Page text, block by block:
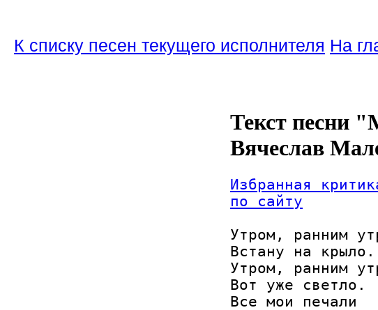
К списку песен текущего исполнителя На
Текст песни
Вячеслав
Избранная
по сайту
Утром, ранним
Встану на крыло.
Утром, ранним
Вот уже светло.
Все мои печали